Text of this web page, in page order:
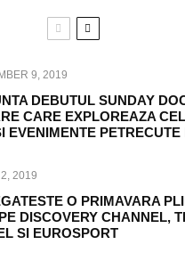
9, 2019
DEBUTUL SUNDAY
CARE EXPLOREAZA
EVENIMENTE PETRECUTE
2019
O PRIMAVARA
DISCOVERY CHANNEL,
SI EUROSPORT